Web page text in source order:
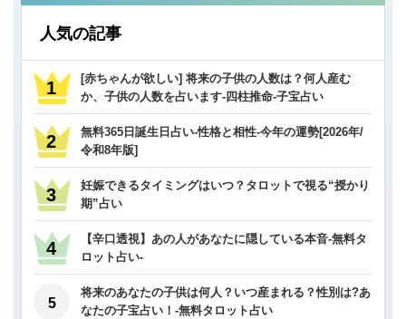
人気の記事
[赤ちゃんが欲しい] 将来の子供の人数は？何人産む
か、子供の人数を占います-四柱推命-子宝占い
無料365日誕生日占い-性格と相性-今年の運勢[2026年/
令和8年版]
妊娠できるタイミングはいつ？タロットで視る“授かり
期”占い
【辛口透視】あの人があなたに隠している本音-無料タ
ロット占い-
将来のあなたの子供は何人？いつ産まれる？性別は?あ
なたの子宝占い！-無料タロット占い